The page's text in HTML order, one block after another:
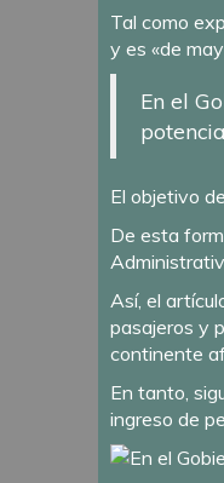
Tal como
y es «de
En el
El objetivo
De esta
Así, el
pasajeros y
continente
En tanto,
ingreso de